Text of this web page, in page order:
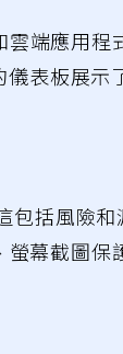
端應用程
表板展示
包括風險
幕截圖保